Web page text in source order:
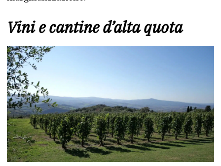
Vini e cantine d’alta quota